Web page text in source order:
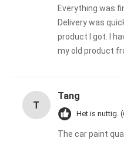
Everything was
Delivery was
product I got. I
my old product
T
Tang
Het is nuttig.
The car paint